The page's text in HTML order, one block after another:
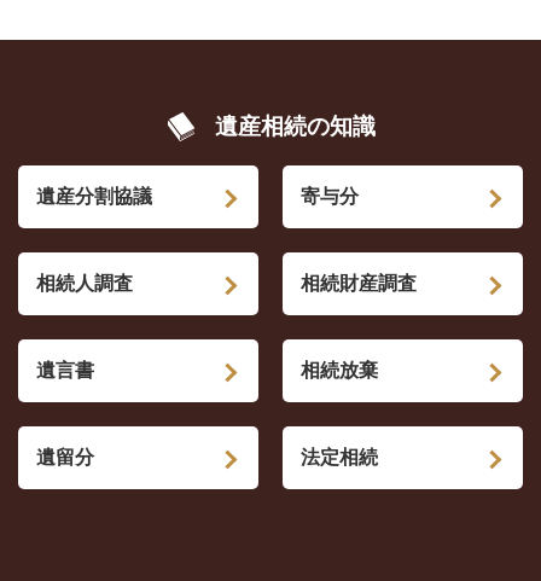
遺産相続の知識
遺産分割協議 寄与分
相続人調査 相続財産調査
遺言書 相続放棄
遺留分 法定相続